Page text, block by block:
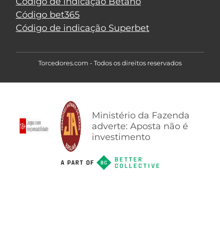
Código bet365
Código de indicação Superbet
Torcedores.com - Todos os direitos reservados
Ministério da Fazenda
adverte: Aposta não é
investimento